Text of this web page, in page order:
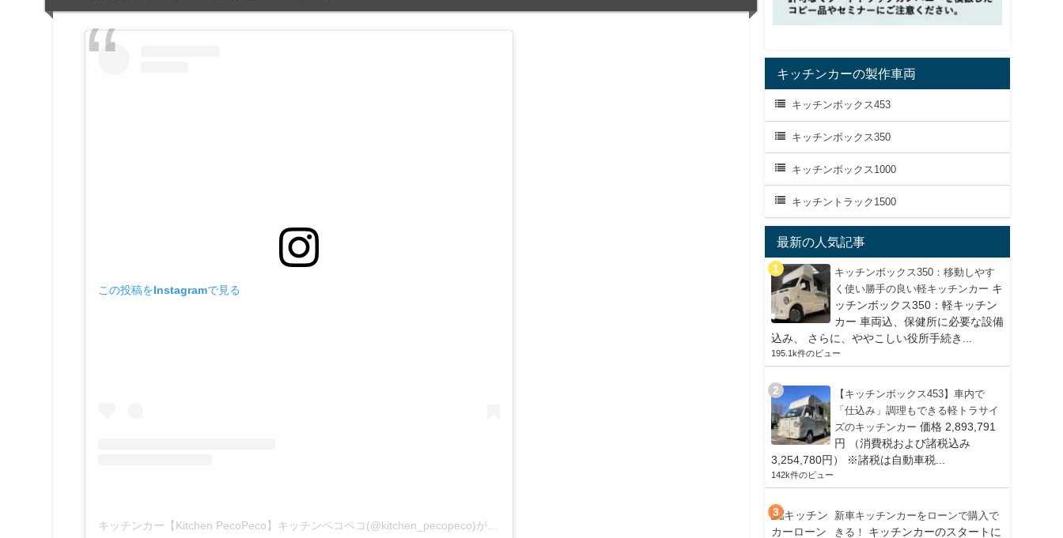
この投稿をInstagramで見る
キッチンカーの製作車両
キッチンボックス453
キッチンボックス350
キッチンボックス1000
キッチントラック1500
最新の人気記事
キッチンボックス350：移動しやす
く使い勝手の良い軽キッチンカー キ
ッチンボックス350：軽キッチン
カー 車両込、保健所に必要な設備
込み、 さらに、ややこしい役所手続き...
195.1k件のビュー
【キッチンボックス453】車内で
「仕込み」調理もできる軽トラサイ
ズのキッチンカー 価格 2,893,791
円 （消費税および諸税込み
3,254,780円） ※諸税は自動車税...
142k件のビュー
新車キッチンカーをローンで購入で
きる！
キッチンカーのスタートに